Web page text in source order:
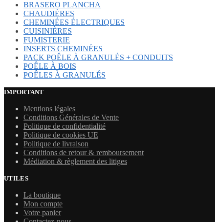
BRASERO PLANCHA
CHAUDIÈRES
CHEMINÉES ÉLECTRIQUES
CUISINIÈRES
FUMISTERIE
INSERTS CHEMINÉES
PACK POÊLE À GRANULÉS + CONDUITS
POÊLE À BOIS
POÊLES À GRANULÉS
IMPORTANT
Mentions légales
Conditions Générales de Vente
Politique de confidentialité
Politique de cookies UE
Politique de livraison
Conditions de retour & remboursement
Médiation & règlement des litiges
UTILES
La boutique
Mon compte
Votre panier